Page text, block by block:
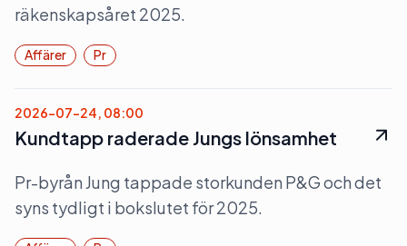
räkenskapsåret 2025.
Affärer Pr
2026-07-24, 08:00
Kundtapp raderade Jungs lönsamhet
Pr-byrån Jung tappade storkunden P&G och det
syns tydligt i bokslutet för 2025.